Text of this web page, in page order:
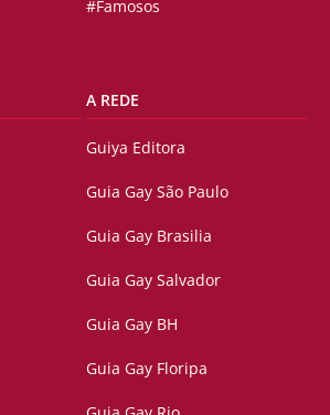
#Famosos
A REDE
Guiya Editora
Guia Gay São Paulo
Guia Gay Brasilia
Guia Gay Salvador
Guia Gay BH
Guia Gay Floripa